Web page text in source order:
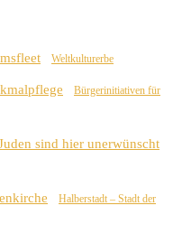
Weltkulturerbe
Bürgerinitiativen für
Halberstadt – Stadt der